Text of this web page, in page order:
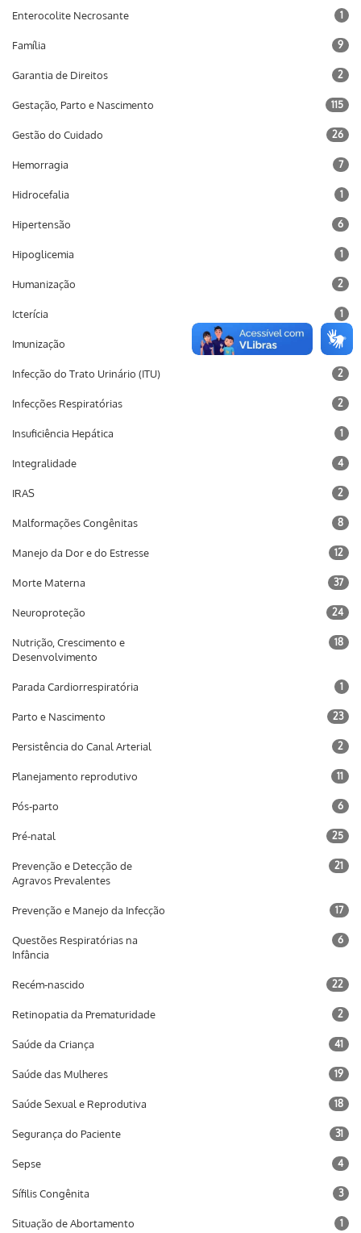
Enterocolite Necrosante 1
Família 9
Garantia de Direitos 2
Gestação, Parto e Nascimento 115
Gestão do Cuidado 26
Hemorragia 7
Hidrocefalia 1
Hipertensão 6
Hipoglicemia 1
Humanização 2
Icterícia 1
Imunização 10
Infecção do Trato Urinário (ITU) 2
Infecções Respiratórias 2
Insuficiência Hepática 1
Integralidade 4
IRAS 2
Malformações Congênitas 8
Manejo da Dor e do Estresse 12
Morte Materna 37
Neuroproteção 24
Nutrição, Crescimento e
Desenvolvimento
18
Parada Cardiorrespiratória 1
Parto e Nascimento 23
Persistência do Canal Arterial 2
Planejamento reprodutivo 11
Pós-parto 6
Pré-natal 25
Prevenção e Detecção de
Agravos Prevalentes
21
Prevenção e Manejo da Infecção 17
Questões Respiratórias na
Infância
6
Recém-nascido 22
Retinopatia da Prematuridade 2
Saúde da Criança 41
Saúde das Mulheres 19
Saúde Sexual e Reprodutiva 18
Segurança do Paciente 31
Sepse 4
Sífilis Congênita 3
Situação de Abortamento 1